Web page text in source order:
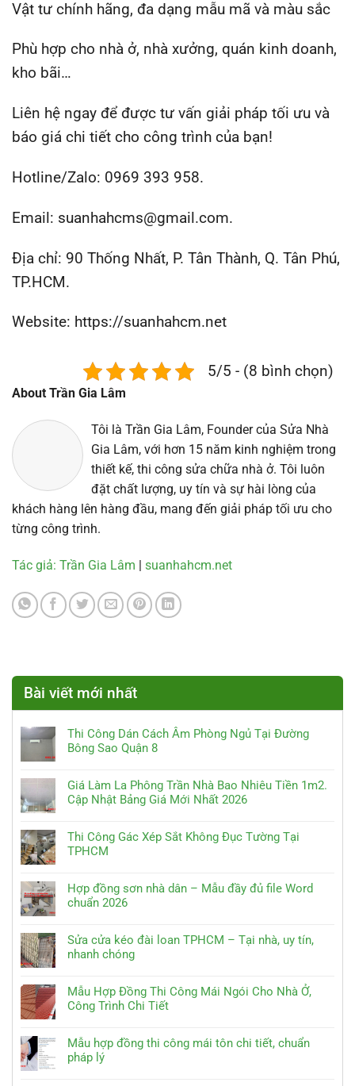
Vật tư chính hãng, đa dạng mẫu mã và màu sắc
Phù hợp cho nhà ở, nhà xưởng, quán kinh doanh,
kho bãi…
Liên hệ ngay để được tư vấn giải pháp tối ưu và
báo giá chi tiết cho công trình của bạn!
Hotline/Zalo: 0969 393 958.
Email: suanhahcms@gmail.com.
Địa chỉ: 90 Thống Nhất, P. Tân Thành, Q. Tân Phú,
TP.HCM.
Website: https://suanhahcm.net
5/5 - (8 bình chọn)
About Trần Gia Lâm
Tôi là Trần Gia Lâm, Founder của Sửa Nhà
Gia Lâm, với hơn 15 năm kinh nghiệm trong
thiết kế, thi công sửa chữa nhà ở. Tôi luôn
đặt chất lượng, uy tín và sự hài lòng của
khách hàng lên hàng đầu, mang đến giải pháp tối ưu cho
từng công trình.
Tác giả: Trần Gia Lâm | suanhahcm.net
Bài viết mới nhất
Thi Công Dán Cách Âm Phòng Ngủ Tại Đường
Bông Sao Quận 8
Giá Làm La Phông Trần Nhà Bao Nhiêu Tiền 1m2.
Cập Nhật Bảng Giá Mới Nhất 2026
Thi Công Gác Xép Sắt Không Đục Tường Tại
TPHCM
Hợp đồng sơn nhà dân – Mẫu đầy đủ file Word
chuẩn 2026
Sửa cửa kéo đài loan TPHCM – Tại nhà, uy tín,
nhanh chóng
Mẫu Hợp Đồng Thi Công Mái Ngói Cho Nhà Ở,
Công Trình Chi Tiết
Mẫu hợp đồng thi công mái tôn chi tiết, chuẩn
pháp lý